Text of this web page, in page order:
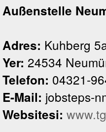
Außenstelle
Adres: Kuhberg
Yer: 24534
Telefon: 04321-
E-Mail: jobsteps-
Websitesi: